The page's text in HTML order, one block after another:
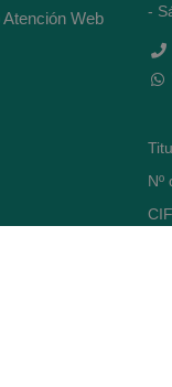
Web
-
Nº